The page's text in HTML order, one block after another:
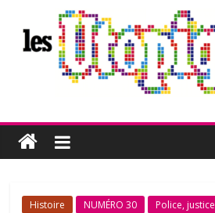
contenu
Les
Utopiques
RevueHistoire NUMÉRO 30 Police, justice